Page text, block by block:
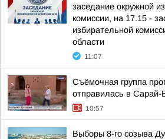
заседание окружной
комиссии, на 17.15 -
избирательной
области
11:07
Съёмочная группа
отправилась в Сарай-
10:57
Выборы 8-го созыва